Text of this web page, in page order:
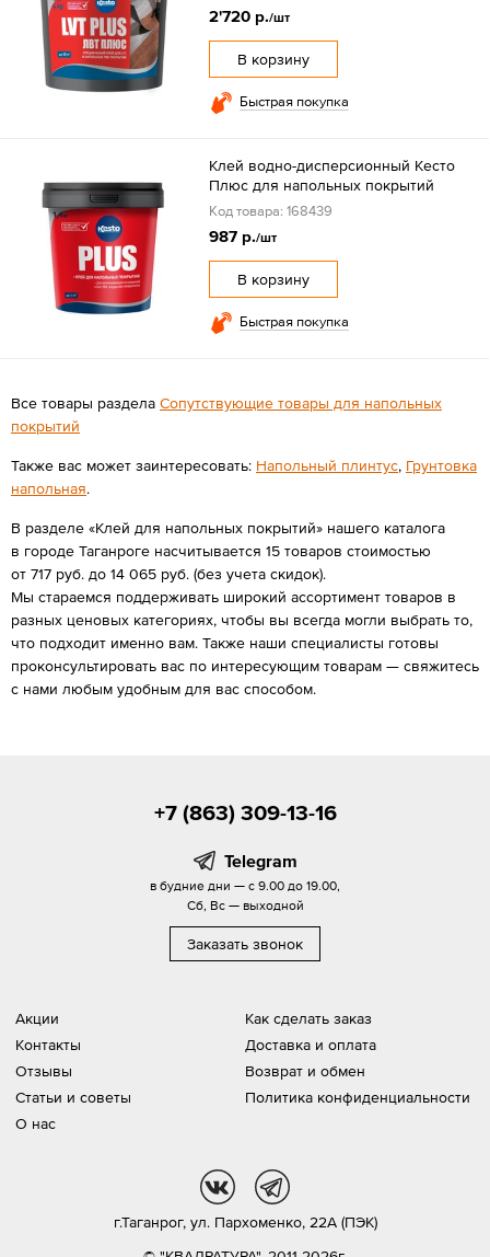
2'720 р./шт
В корзину
Быстрая покупка
Клей водно-дисперсионный Кесто
Плюс для напольных покрытий
Код товара: 168439
987 р./шт
В корзину
Быстрая покупка
Все товары раздела Сопутствующие товары для напольных
покрытий
Также вас может заинтересовать: Напольный плинтус, Грунтовка
напольная.
В разделе «Клей для напольных покрытий» нашего каталога
в городе Таганроге насчитывается 15 товаров стоимостью
от 717 руб. до 14 065 руб. (без учета скидок).
Мы стараемся поддерживать широкий ассортимент товаров в
разных ценовых категориях, чтобы вы всегда могли выбрать то,
что подходит именно вам. Также наши специалисты готовы
проконсультировать вас по интересующим товарам — свяжитесь
с нами любым удобным для вас способом.
Акции
Контакты
Отзывы
Статьи и советы
О нас
Как сделать заказ
Доставка и оплата
Возврат и обмен
Политика конфиденциальности
+7 (863) 309-13-16
Telegram
в будние дни — с 9.00 до 19.00,
Сб, Вс — выходной
Заказать звонок
г.Таганрог, ул. Пархоменко, 22А (ПЭК)
vk